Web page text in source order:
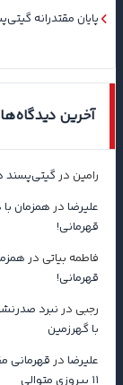
پایان مقتدرانه
آخرین دیدگاه‌ها
رامین در گیتی‌پسند
علیرضا در همزمان
قهرمانی!
فاطمه بیاتی در
قهرمانی!
رجبی در نبرد
با گهرزمین
علیرضا در قهرمانی
۱۱ پیروزی متوالی